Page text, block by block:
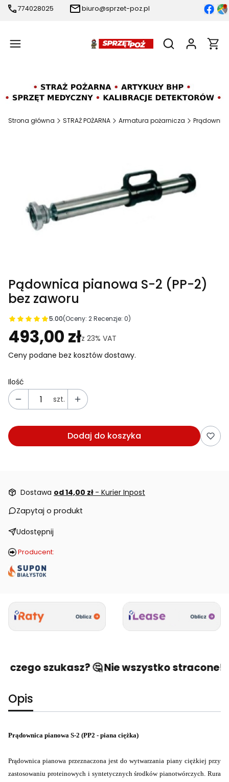
774028025 biuro@sprzet-poz.pl
Otwórz
Strona główna STRAŻ POŻARNA Armatura pożarnicza
Pądownica pianowa S-2 (PP-2)
bez zaworu
5.00(Oceny: 2 Recenzje: 0)
Przejdź do sekcji Opinie
493,00 złz 23% VAT
Ceny podane bez kosztów dostawy.
Ilość
szt.
Dodaj do koszyka
Dostawa od 14,00 zł - Kurier Inpost
Zapytaj o produkt
Udostępnij
Producent:
szukasz? 🤔 Nie wszystko stracone!
Opis
Prądownica pianowa S-2 (PP2 - piana ciężka)
Prądownica pianowa przeznaczona jest do wytwarzania piany ciężkiej przy
zastosowaniu proteinowych i syntetycznych środków pianotwórczych. Rura